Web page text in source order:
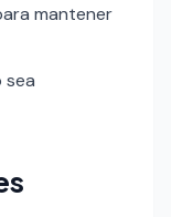
mantener
sea